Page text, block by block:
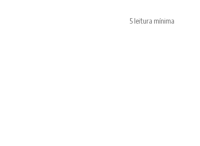
5 leitura mínima